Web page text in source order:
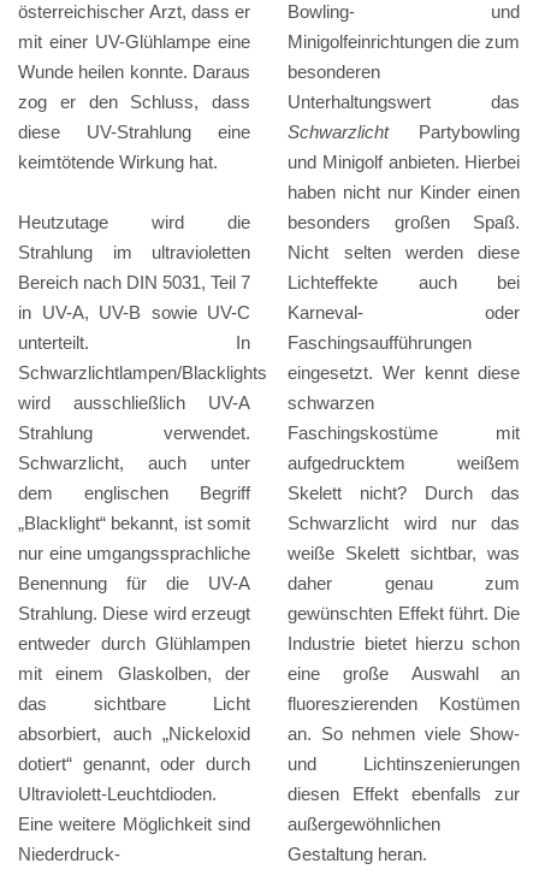
österreichischer Arzt, dass er
mit einer UV-Glühlampe eine
Wunde heilen konnte. Daraus
zog er den Schluss, dass
diese UV-Strahlung eine
keimtötende Wirkung hat.
Heutzutage wird die
Strahlung im ultravioletten
Bereich nach DIN 5031, Teil 7
in UV-A, UV-B sowie UV-C
unterteilt. In
Schwarzlichtlampen/Blacklights
wird ausschließlich UV-A
Strahlung verwendet.
Schwarzlicht, auch unter
dem englischen Begriff
„Blacklight“ bekannt, ist somit
nur eine umgangssprachliche
Benennung für die UV-A
Strahlung. Diese wird erzeugt
entweder durch Glühlampen
mit einem Glaskolben, der
das sichtbare Licht
absorbiert, auch „Nickeloxid
dotiert“ genannt, oder durch
Ultraviolett-Leuchtdioden.
Eine weitere Möglichkeit sind
Niederdruck-
Bowling- und
Minigolfeinrichtungen die zum
besonderen
Unterhaltungswert das
SchwarzlichtPartybowling
und Minigolf anbieten. Hierbei
haben nicht nur Kinder einen
besonders großen Spaß.
Nicht selten werden diese
Lichteffekte auch bei
Karneval- oder
Faschingsaufführungen
eingesetzt. Wer kennt diese
schwarzen
Faschingskostüme mit
aufgedrucktem weißem
Skelett nicht? Durch das
Schwarzlicht wird nur das
weiße Skelett sichtbar, was
daher genau zum
gewünschten Effekt führt. Die
Industrie bietet hierzu schon
eine große Auswahl an
fluoreszierenden Kostümen
an. So nehmen viele Show-
und Lichtinszenierungen
diesen Effekt ebenfalls zur
außergewöhnlichen
Gestaltung heran.